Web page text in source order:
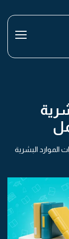
الموارد البشرية